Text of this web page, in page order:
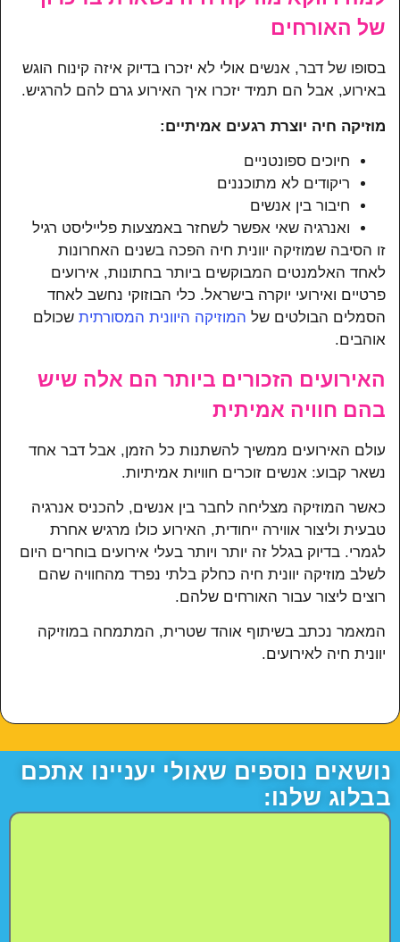
של האורחים
בסופו של דבר, אנשים אולי לא יזכרו בדיוק איזה קינוח הוגש
באירוע, אבל הם תמיד יזכרו איך האירוע גרם להם להרגיש.
מוזיקה חיה יוצרת רגעים אמיתיים:
חיוכים ספונטניים
ריקודים לא מתוכננים
חיבור בין אנשים
ואנרגיה שאי אפשר לשחזר באמצעות פלייליסט רגיל
זו הסיבה שמוזיקה יוונית חיה הפכה בשנים האחרונות
לאחד האלמנטים המבוקשים ביותר בחתונות, אירועים
פרטיים ואירועי יוקרה בישראל. כלי הבוזוקי נחשב לאחד
הסמלים הבולטים של המוזיקה היוונית המסורתית שכולם
אוהבים.
האירועים הזכורים ביותר הם אלה שיש
בהם חוויה אמיתית
עולם האירועים ממשיך להשתנות כל הזמן, אבל דבר אחד
נשאר קבוע: אנשים זוכרים חוויות אמיתיות.
כאשר המוזיקה מצליחה לחבר בין אנשים, להכניס אנרגיה
טבעית וליצור אווירה ייחודית, האירוע כולו מרגיש אחרת
לגמרי. בדיוק בגלל זה יותר ויותר בעלי אירועים בוחרים היום
לשלב מוזיקה יוונית חיה כחלק בלתי נפרד מהחוויה שהם
רוצים ליצור עבור האורחים שלהם.
המאמר נכתב בשיתוף אוהד שטרית, המתמחה במוזיקה
יוונית חיה לאירועים.
נושאים נוספים שאולי יעניינו אתכם
בבלוג שלנו: